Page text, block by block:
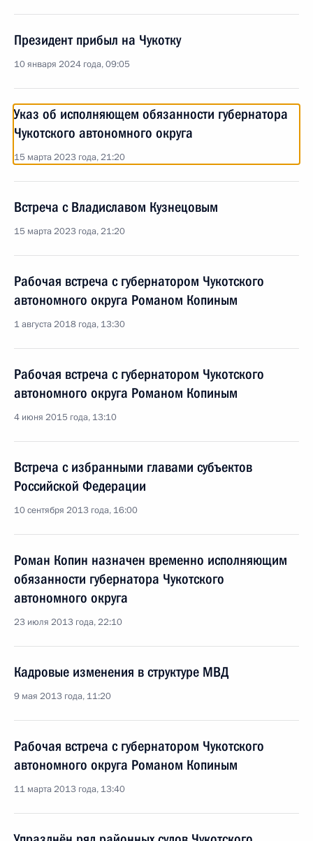
Президент прибыл на Чукотку
10 января 2024 года, 09:05
Указ об исполняющем обязанности губернатора
Чукотского автономного округа
15 марта 2023 года, 21:20
Встреча с Владиславом Кузнецовым
15 марта 2023 года, 21:20
Рабочая встреча с губернатором Чукотского
автономного округа Романом Копиным
1 августа 2018 года, 13:30
Рабочая встреча с губернатором Чукотского
автономного округа Романом Копиным
4 июня 2015 года, 13:10
Встреча с избранными главами субъектов
Российской Федерации
10 сентября 2013 года, 16:00
Роман Копин назначен временно исполняющим
обязанности губернатора Чукотского
автономного округа
23 июля 2013 года, 22:10
Кадровые изменения в структуре МВД
9 мая 2013 года, 11:20
Рабочая встреча с губернатором Чукотского
автономного округа Романом Копиным
11 марта 2013 года, 13:40